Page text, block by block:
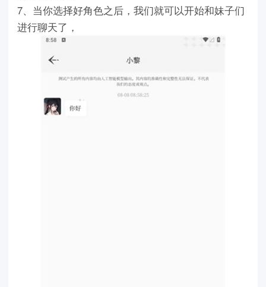
7、当你选择好角色之后，我们就可以开始和妹子们
进行聊天了，